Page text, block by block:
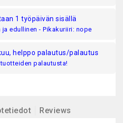
1 työpäivän sisällä
edullinen - Pikakuriiri: nope
helppo palautus/palautus
palautusta!
Reviews